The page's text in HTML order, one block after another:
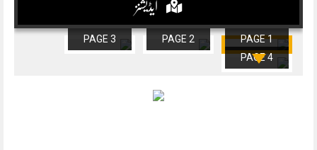
ایڈیشنز
PAGE 1
PAGE 2
PAGE 3
PAGE 4